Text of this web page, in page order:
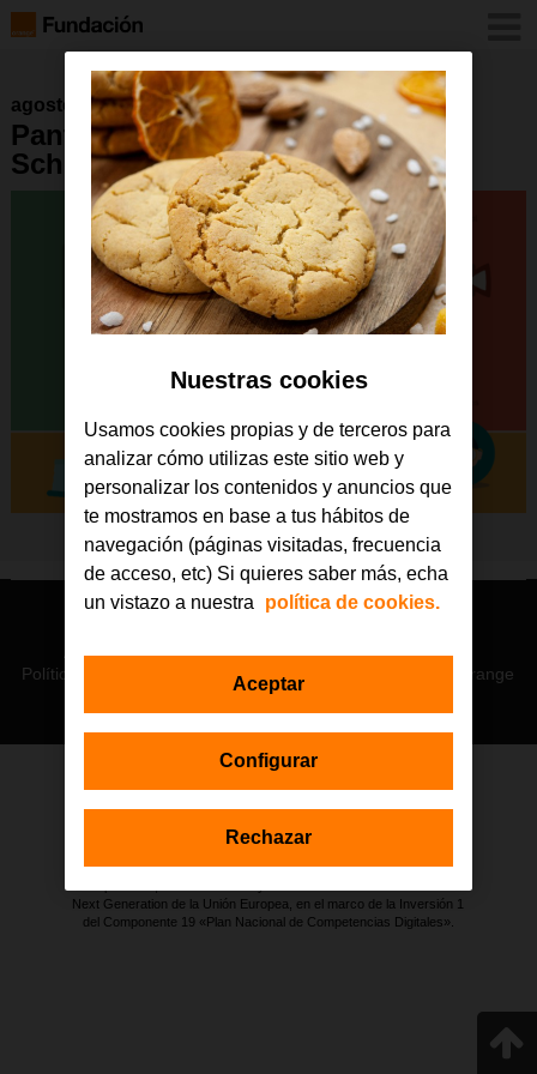
agosto 2018
Pantalla de bienvenida de la app
Scholl Adapter
Accesibilidad
Lectura accesible: Confort+
Contacto
Política de privacidad
Política de cookies Orange
impulsada por Red.es, Ministerio para la Transformación Digital y de
Digitalización e Inteligencia Artificial, y están financiadas por el Plan de
Next Generation de la Unión Europea, en el marco de la Inversión 1
del Componente 19 «Plan Nacional de Competencias Digitales».
Nuestras cookies
Usamos cookies propias y de terceros para
analizar cómo utilizas este sitio web y
personalizar los contenidos y anuncios que
te mostramos en base a tus hábitos de
navegación (páginas visitadas, frecuencia
de acceso, etc) Si quieres saber más, echa
un vistazo a nuestra
política de cookies.
Configurar
Rechazar
Aceptar